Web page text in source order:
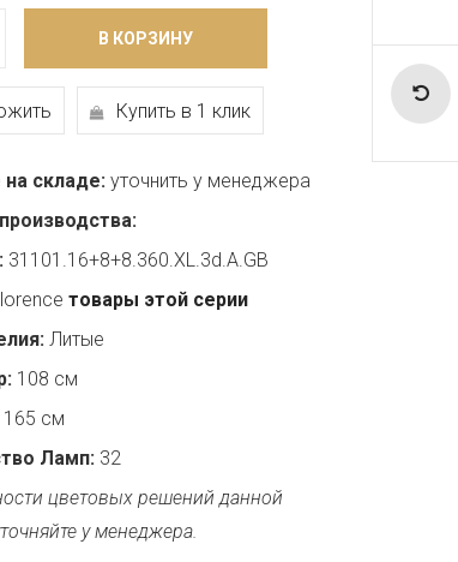
В КОРЗИНУ
Купить в 1 клик
на складе: уточнить у менеджера
31101.16+8+8.360.XL.3d.A.GB
товары этой серии
Литые
108 см
165 см
Ламп: 32
цветовых решений данной
у менеджера.